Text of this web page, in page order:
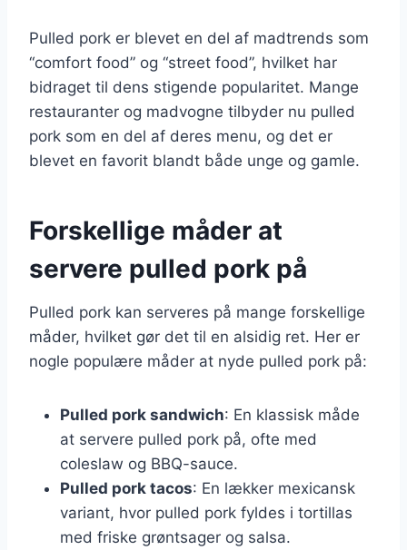
Pulled pork er blevet en del af madtrends som
“comfort food” og “street food”, hvilket har
bidraget til dens stigende popularitet. Mange
restauranter og madvogne tilbyder nu pulled
pork som en del af deres menu, og det er
blevet en favorit blandt både unge og gamle.
Forskellige måder at
servere pulled pork på
Pulled pork kan serveres på mange forskellige
måder, hvilket gør det til en alsidig ret. Her er
nogle populære måder at nyde pulled pork på:
Pulled pork sandwich: En klassisk måde
at servere pulled pork på, ofte med
coleslaw og BBQ-sauce.
Pulled pork tacos: En lækker mexicansk
variant, hvor pulled pork fyldes i tortillas
med friske grøntsager og salsa.